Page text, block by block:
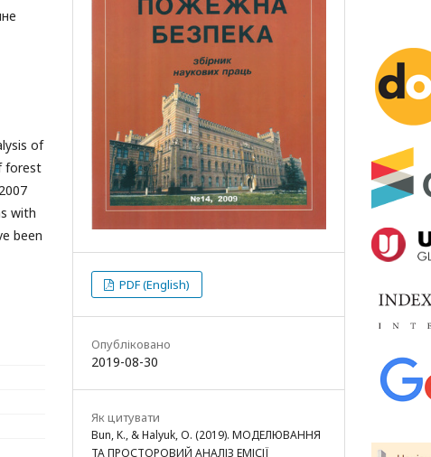
of
forest
with
been
PDF (English)
Опубліковано
2019-08-30
Як цитувати
Bun, K., & Halyuk, O. (2019). МОДЕЛЮВАННЯ
ТА ПРОСТОРОВИЙ АНАЛІЗ ЕМІСІЇ